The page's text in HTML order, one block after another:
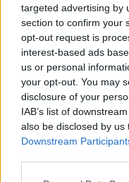
targeted advertising by
section to confirm your
opt-out request is
interest-based ads
us or personal
your opt-out. You may
disclosure of your
IAB’s list of
also be disclosed by
Downstream
Δημοσκόπηση Pulse:
29% η ΝΔ με
αλλά με πτώση
Ρεάλ -
στο Final-4 της
Ξυλοκόπησαν
Γλυφάδας -Τον
χρωστάνε ούτε ευρώ